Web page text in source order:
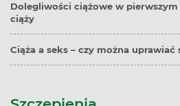
Dolegliwości ciążowe w
ciąży
Ciąża a seks – czy można uprawiać